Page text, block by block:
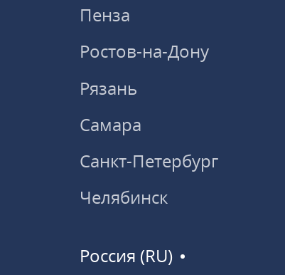
Пенза
Ростов-на-Дону
Рязань
Самара
Санкт-Петербург
Челябинск
Россия (RU)